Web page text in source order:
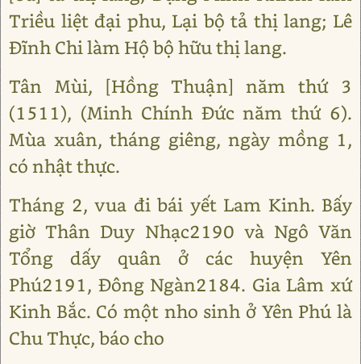
Triều liệt đại phu, Lại bộ tả thị lang; Lê
Đĩnh Chi làm Hộ bộ hữu thị lang.
Tân Mùi, [Hồng Thuận] năm thứ 3
(1511), (Minh Chính Đức năm thứ 6).
Mùa xuân, tháng giêng, ngày mồng 1,
có nhật thực.
Tháng 2, vua đi bái yết Lam Kinh. Bấy
giờ Thân Duy Nhạc2190 và Ngô Văn
Tổng dấy quân ở các huyện Yên
Phú2191, Đông Ngàn2184. Gia Lâm xứ
Kinh Bắc. Có một nho sinh ở Yên Phú là
Chu Thực, báo cho